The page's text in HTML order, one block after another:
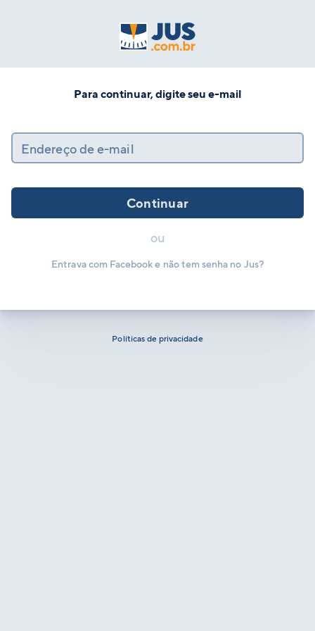
Para continuar, digite seu e-mail
Endereço de e-mail
Continuar
ou
Entrava com Facebook e não tem senha no Jus?
Políticas de privacidade